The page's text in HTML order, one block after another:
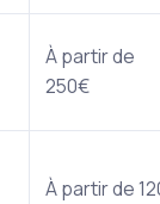
À partir de
250€
À partir de